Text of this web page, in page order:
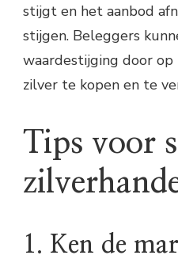
stijgt en het aanbod
stijgen. Beleggers
waardestijging door
zilver te kopen en te
Tips voor
1. Ken de